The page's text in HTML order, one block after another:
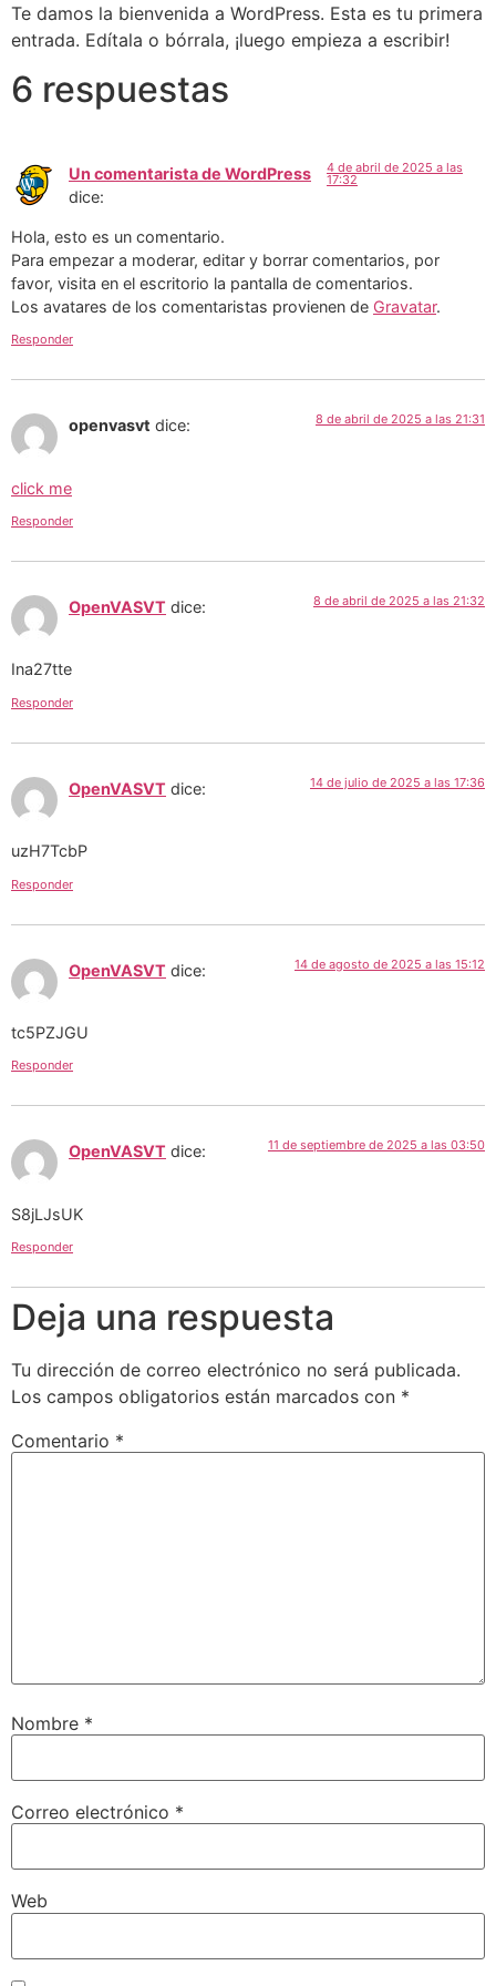
al
Te damos la bienvenida a WordPress. Esta es tu primera
entrada. Edítala o bórrala, ¡luego empieza a escribir!
6 respuestas
Un comentarista de WordPress
dice:
4 de abril de 2025 a las
17:32
Hola, esto es un comentario.
Para empezar a moderar, editar y borrar comentarios, por
favor, visita en el escritorio la pantalla de comentarios.
Los avatares de los comentaristas provienen de Gravatar.
Responder
openvasvt dice: 8 de abril de 2025 a las 21:31
click me
Responder
OpenVASVT dice: 8 de abril de 2025 a las 21:32
Ina27tte
Responder
OpenVASVT dice: 14 de julio de 2025 a las 17:36
uzH7TcbP
Responder
OpenVASVT dice: 14 de agosto de 2025 a las 15:12
tc5PZJGU
Responder
OpenVASVT dice: 11 de septiembre de 2025 a las 03:50
S8jLJsUK
Responder
Deja una respuesta
Tu dirección de correo electrónico no será publicada.
Los campos obligatorios están marcados con *
Comentario *
Nombre *
Correo electrónico *
Web